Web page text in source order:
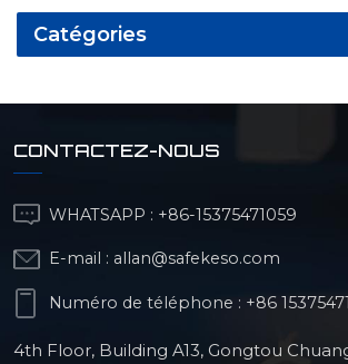
tournage.
Catégories
CONTACTEZ-NOUS
WHATSAPP : +86-15375471059
E-mail : allan@safekeso.com
Numéro de téléphone : +86
4th Floor, Building A13, Gongtou